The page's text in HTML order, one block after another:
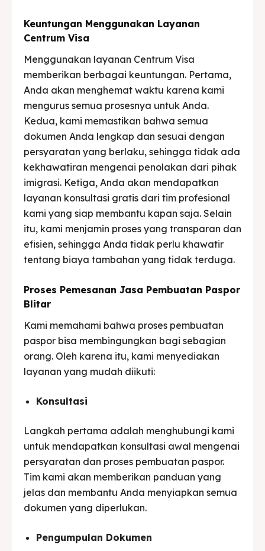
Keuntungan Menggunakan Layanan
Centrum Visa
Menggunakan layanan Centrum Visa
memberikan berbagai keuntungan. Pertama,
Anda akan menghemat waktu karena kami
mengurus semua prosesnya untuk Anda.
Kedua, kami memastikan bahwa semua
dokumen Anda lengkap dan sesuai dengan
persyaratan yang berlaku, sehingga tidak ada
kekhawatiran mengenai penolakan dari pihak
imigrasi. Ketiga, Anda akan mendapatkan
layanan konsultasi gratis dari tim profesional
kami yang siap membantu kapan saja. Selain
itu, kami menjamin proses yang transparan dan
efisien, sehingga Anda tidak perlu khawatir
tentang biaya tambahan yang tidak terduga.
Proses Pemesanan Jasa Pembuatan Paspor
Blitar
Kami memahami bahwa proses pembuatan
paspor bisa membingungkan bagi sebagian
orang. Oleh karena itu, kami menyediakan
layanan yang mudah diikuti:
Konsultasi
Langkah pertama adalah menghubungi kami
untuk mendapatkan konsultasi awal mengenai
persyaratan dan proses pembuatan paspor.
Tim kami akan memberikan panduan yang
jelas dan membantu Anda menyiapkan semua
dokumen yang diperlukan.
Pengumpulan Dokumen